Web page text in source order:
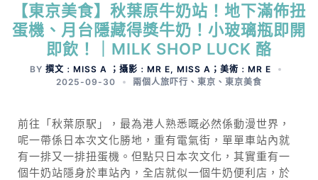
【東京美食】秋葉原牛奶站！地下滿佈扭
蛋機、月台隱藏得獎牛奶！小玻璃瓶即開
即飲！｜MILK SHOP LUCK 酪
BY 撰文﹕MISS A ；攝影﹕MR E, MISS A；美術﹕MR E
2025-09-30
兩個人旅吓行 、 東京 、 東京美食
前往「秋葉原駅」，最為港人熟悉嘅必然係動漫世界，
呢一帶係日本次文化勝地，重有電氣街，單單車站內就
有一排又一排扭蛋機。但點只日本次文化，其實重有一
個牛奶站隱身於車站內，全店就似一個牛奶便利店，於